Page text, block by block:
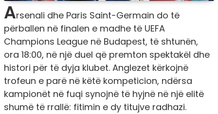
Arsenali dhe Paris Saint-Germain do të
përballen në finalen e madhe të UEFA
Champions League në Budapest, të shtunën,
ora 18:00, në një duel që premton spektakël dhe
histori për të dyja klubet. Anglezet kërkojnë
trofeun e parë në këtë kompeticion, ndërsa
kampionët në fuqi synojnë të hyjnë në një elitë
shumë të rrallë: fitimin e dy titujve radhazi.